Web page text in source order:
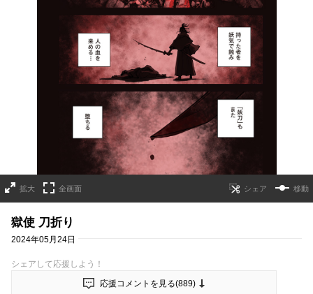
拡大 全画面 移動
獄使 刀折り
2024年05月24日
シェアして応援しよう！
応援コメントを見る(889)